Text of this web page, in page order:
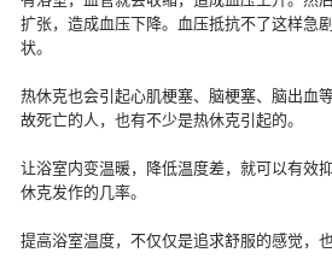
扩张，造成血压下降。血压抵抗不了这样急
状。
热休克也会引起心肌梗塞、脑梗塞、脑出血
故死亡的人，也有不少是热休克引起的。
让浴室内变温暖，降低温度差，就可以有效
休克发作的几率。
提高浴室温度，不仅仅是追求舒服的感觉，